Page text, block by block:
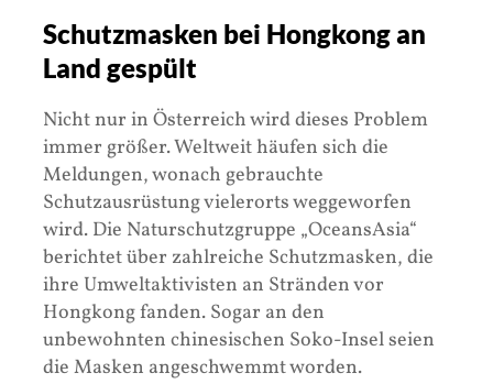
Schutzmasken bei Hongkong an
Land gespült
Nicht nur in Österreich wird dieses Problem
immer größer. Weltweit häufen sich die
Meldungen, wonach gebrauchte
Schutzausrüstung vielerorts weggeworfen
wird. Die Naturschutzgruppe „OceansAsia“
berichtet über zahlreiche Schutzmasken, die
ihre Umweltaktivisten an Stränden vor
Hongkong fanden. Sogar an den
unbewohnten chinesischen Soko-Insel seien
die Masken angeschwemmt worden.